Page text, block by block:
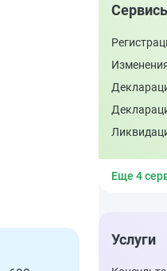
Еще 4
Услуги